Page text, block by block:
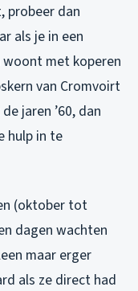
probeer dan
als je in een
met koperen
van Cromvoirt
jaren ’60, dan
hulp in te
(oktober tot
dagen wachten
maar erger
als ze direct had